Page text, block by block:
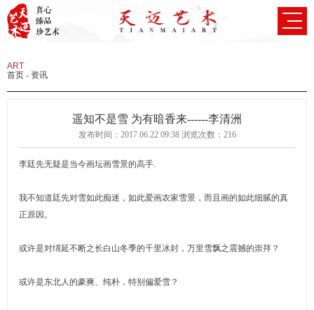
ART
首页 - 资讯
遥知不是雪 为有暗香来------李清洲
发布时间：2017.06.22 09:38 浏览次数： 216
李廷先无疑是当今画坛画雪景的高手.
我不知道廷先对雪如此痴迷，如此爱画农家雪景，而且画的如此细腻的真
正原因。
或许是对绵延不断之长白山冬季的千里冰封，万里雪飘之震撼的崇拜？
或许是东北人的豪爽、纯朴，特别偏爱雪？